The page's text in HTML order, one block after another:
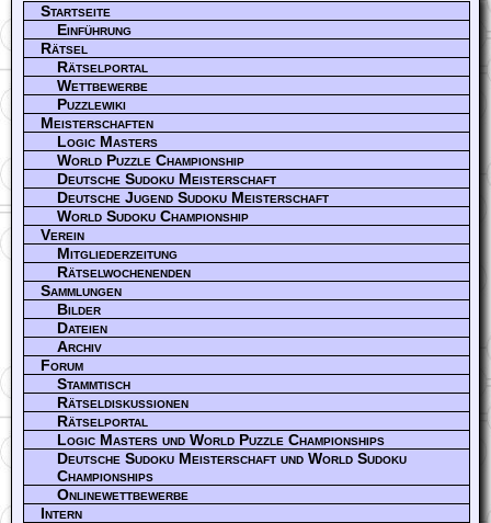
Startseite
Einführung
Rätsel
Rätselportal
Wettbewerbe
Puzzlewiki
Meisterschaften
Logic Masters
World Puzzle Championship
Deutsche Sudoku Meisterschaft
Deutsche Jugend Sudoku Meisterschaft
World Sudoku Championship
Verein
Mitgliederzeitung
Rätselwochenenden
Sammlungen
Bilder
Dateien
Archiv
Forum
Stammtisch
Rätseldiskussionen
Rätselportal
Logic Masters und World Puzzle Championships
Deutsche Sudoku Meisterschaft und World Sudoku
Championships
Onlinewettbewerbe
Intern